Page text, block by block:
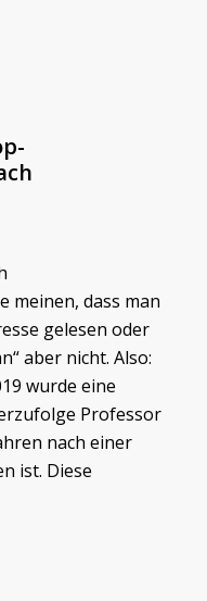
meinen, dass man
gelesen oder
aber nicht. Also:
wurde eine
Professor
nach einer
ist. Diese